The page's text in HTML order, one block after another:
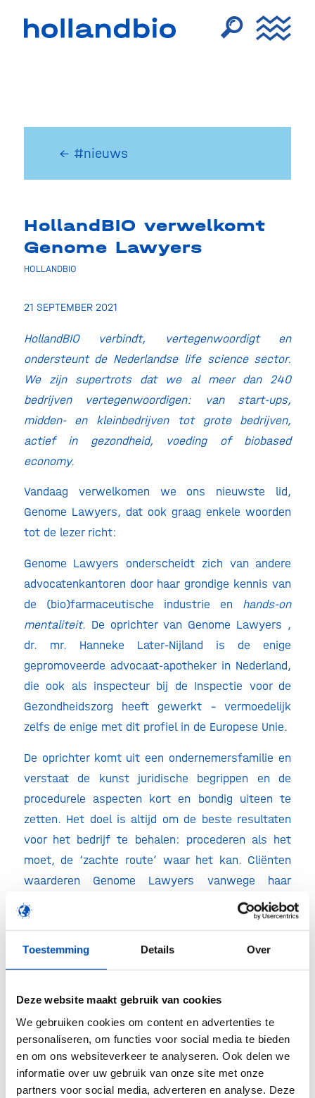
Toestemming Details Over
Deze website maakt gebruik van cookies
We gebruiken cookies om content en advertenties te
personaliseren, om functies voor social media te bieden
en om ons websiteverkeer te analyseren. Ook delen we
informatie over uw gebruik van onze site met onze
partners voor social media, adverteren en analyse. Deze
← #nieuws
HollandBIO verwelkomt
Genome Lawyers
HOLLANDBIO
21 SEPTEMBER 2021
HollandBIO verbindt, vertegenwoordigt en
ondersteunt de Nederlandse life science sector.
We zijn supertrots dat we al meer dan 240
bedrijven vertegenwoordigen: van start-ups,
midden- en kleinbedrijven tot grote bedrijven,
actief in gezondheid, voeding of biobased
economy.
Vandaag verwelkomen we ons nieuwste lid,
Genome Lawyers, dat ook graag enkele woorden
tot de lezer richt:
Genome Lawyers onderscheidt zich van andere
advocatenkantoren door haar grondige kennis van
de (bio)farmaceutische industrie en hands-on
mentaliteit. De oprichter van Genome Lawyers ,
dr. mr. Hanneke Later-Nijland is de enige
gepromoveerde advocaat-apotheker in Nederland,
die ook als inspecteur bij de Inspectie voor de
Gezondheidszorg heeft gewerkt – vermoedelijk
zelfs de enige met dit profiel in de Europese Unie.
De oprichter komt uit een ondernemersfamilie en
verstaat de kunst juridische begrippen en de
procedurele aspecten kort en bondig uiteen te
zetten. Het doel is altijd om de beste resultaten
voor het bedrijf te behalen: procederen als het
moet, de ‘zachte route’ waar het kan. Cliënten
waarderen Genome Lawyers vanwege haar
‘
exceptional high level of service’, ‘ vast
knowledge of pharmaceutical law
’ and ‘clear
VolgGenome Lawyers enHanneke Later-Nijland
op LinkedIn of kijk opwww.genome-lawyers.com
voor meer informatie.
Wil je lid worden van de besloten LinkedIn groep
“Genome Lawyers EU Pharma & Biotech Law”, om